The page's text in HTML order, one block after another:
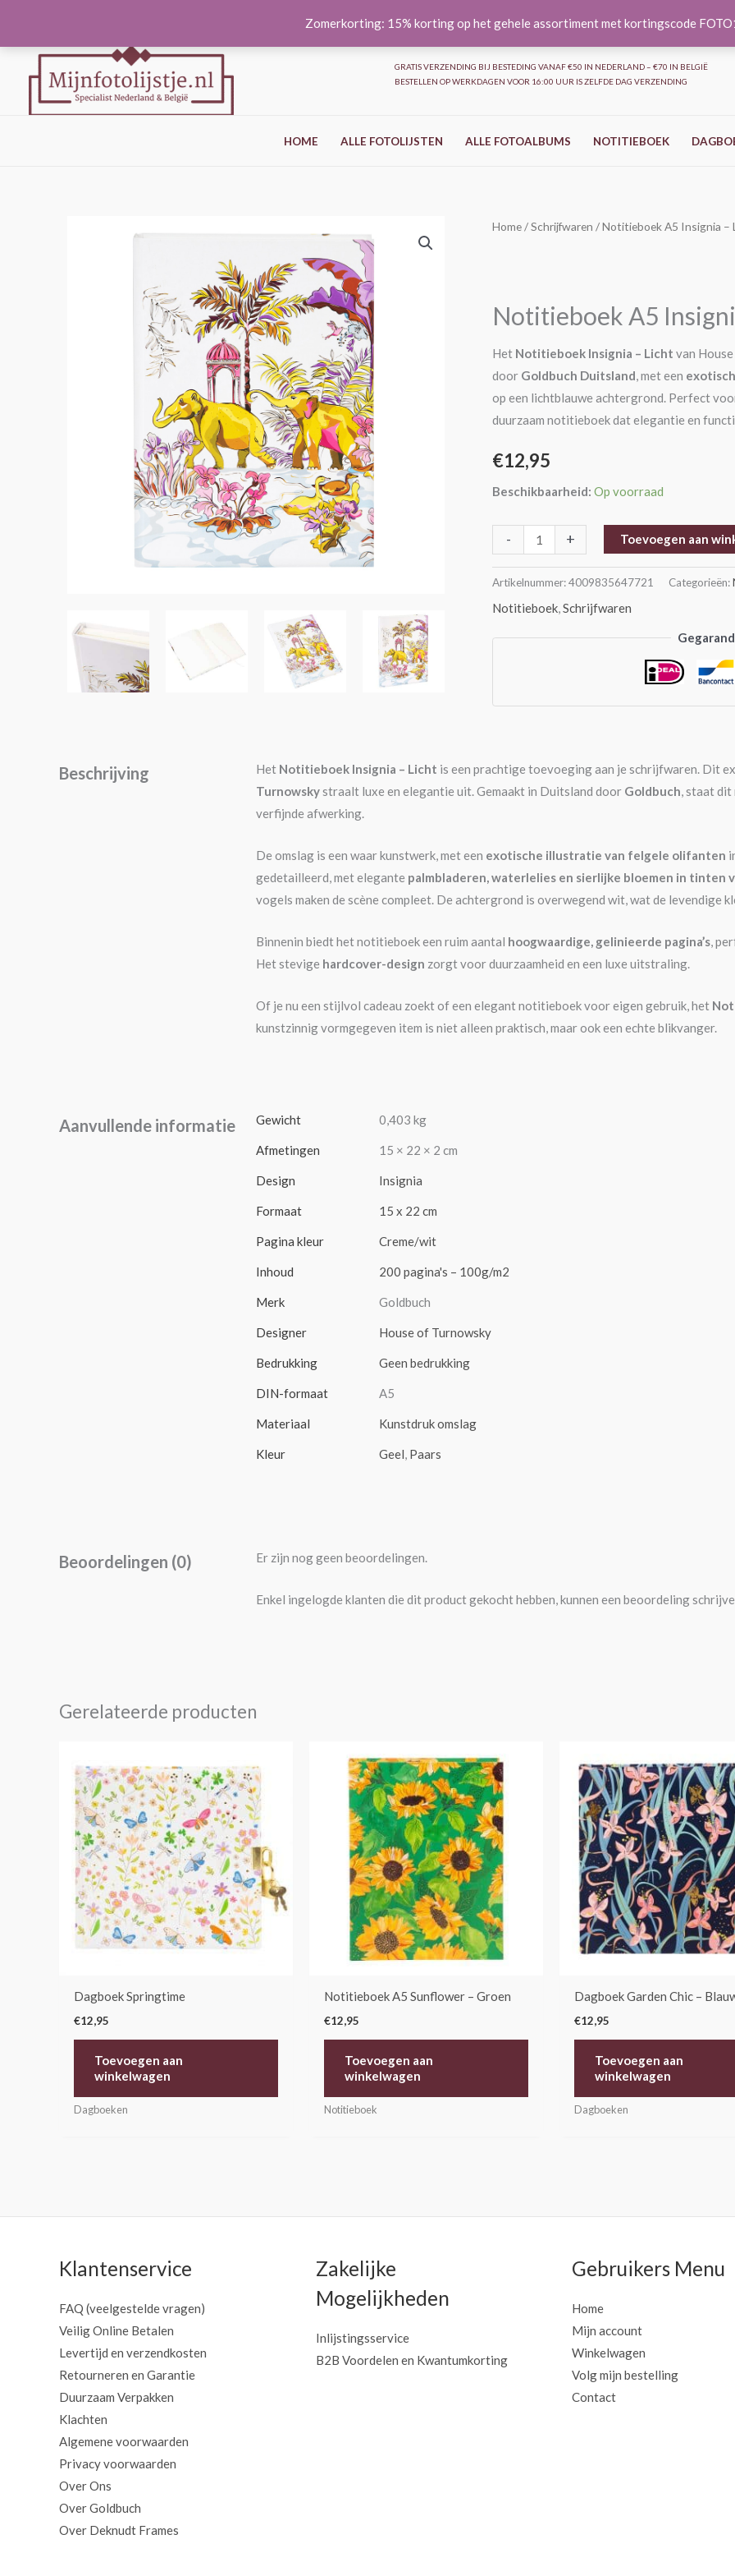
Zomerkorting: 15% korting op het gehele assortiment met kortingscode
inhoud
GRATIS VERZENDING BIJ BESTEDING VANAF €50 IN NEDERLAND – €70 IN BELGIË
BESTELLEN OP WERKDAGEN VOOR 16:00 UUR IS ZELFDE DAG VERZENDING
HOME ALLE FOTOLIJSTEN ALLE FOTOALBUMS NOTITIEBOEK
Home/Schrijfwaren / Notitieboek A5 Insignia –
Notitieboek A5
Het Notitieboek Insignia – Licht van
door Goldbuch Duitsland, met een
op een lichtblauwe achtergrond. Perfect
duurzaam notitieboek dat elegantie en
€12,95
Beschikbaarheid: Op voorraad
-
Notitieboek
Licht
+ Toevoegen aan
Artikelnummer:4009835647721 Categorieën:
Notitieboek,Schrijfwaren
Beschrijving Het Notitieboek Insignia – Licht is een prachtige toevoeging aan je schrijfwaren. Dit
Turnowskystraalt luxe en elegantie uit. Gemaakt in Duitsland door Goldbuch, staat
verfijnde afwerking.
De omslag is een waar kunstwerk, met een exotische illustratie van felgele olifanten
gedetailleerd, met elegante palmbladeren, waterlelies en sierlijke bloemen in tinten
vogels maken de scène compleet. De achtergrond is overwegend wit, wat de levendige
Binnenin biedt het notitieboek een ruim aantal hoogwaardige, gelinieerde pagina’s,
Het stevige hardcover-design zorgt voor duurzaamheid en een luxe uitstraling.
Of je nu een stijlvol cadeau zoekt of een elegant notitieboek voor eigen gebruik, het
kunstzinnig vormgegeven item is niet alleen praktisch, maar ook een echte blikvanger.
Aanvullende informatie Gewicht 0,403 kg
Afmetingen 15 × 22 × 2 cm
Design Insignia
Formaat 15 x 22 cm
Pagina kleur Creme/wit
Inhoud 200 pagina's – 100g/m2
Merk Goldbuch
Designer House of Turnowsky
Bedrukking Geen bedrukking
DIN-formaat A5
Materiaal Kunstdruk omslag
Kleur Geel, Paars
Beoordelingen (0) Er zijn nog geen beoordelingen.
Enkel ingelogde klanten die dit product gekocht hebben, kunnen een beoordeling
Gerelateerde producten
Dagboek Springtime
€12,95
Toevoegen aan
winkelwagen
Dagboeken
Notitieboek A5 Sunflower – Groen
€12,95
Toevoegen aan
winkelwagen
Notitieboek
Dagboek Garden Chic –
€12,95
Toevoegen aan
winkelwagen
Dagboeken
Klantenservice
FAQ (veelgestelde vragen)
Veilig Online Betalen
Levertijd en verzendkosten
Retourneren en Garantie
Duurzaam Verpakken
Klachten
Algemene voorwaarden
Privacy voorwaarden
Over Ons
Over Goldbuch
Over Deknudt Frames
Zakelijke
Mogelijkheden
Inlijstingsservice
B2B Voordelen en Kwantumkorting
Gebruikers Menu
Home
Mijn account
Winkelwagen
Volg mijn bestelling
Contact